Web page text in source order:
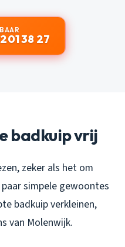
38 27
badkuip vrij
zeker als het om
simpele gewoontes
badkuip verkleinen,
van Molenwijk.